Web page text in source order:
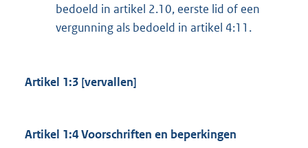
bedoeld in artikel 2.10, eerste lid of een
vergunning als bedoeld in artikel 4:11.
Artikel 1:3 [vervallen]
Artikel 1:4 Voorschriften en beperkingen